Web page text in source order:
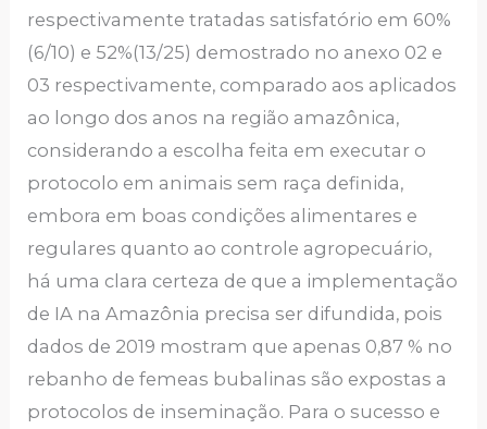
respectivamente tratadas satisfatório em 60%
(6/10) e 52%(13/25) demostrado no anexo 02 e
03 respectivamente, comparado aos aplicados
ao longo dos anos na região amazônica,
considerando a escolha feita em executar o
protocolo em animais sem raça definida,
embora em boas condições alimentares e
regulares quanto ao controle agropecuário,
há uma clara certeza de que a implementação
de IA na Amazônia precisa ser difundida, pois
dados de 2019 mostram que apenas 0,87 % no
rebanho de femeas bubalinas são expostas a
protocolos de inseminação. Para o sucesso e